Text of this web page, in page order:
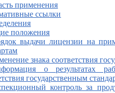
применения
ссылки
положения
выдачи лицензии на
знака соответствия
о результатах
государственным
контроль за